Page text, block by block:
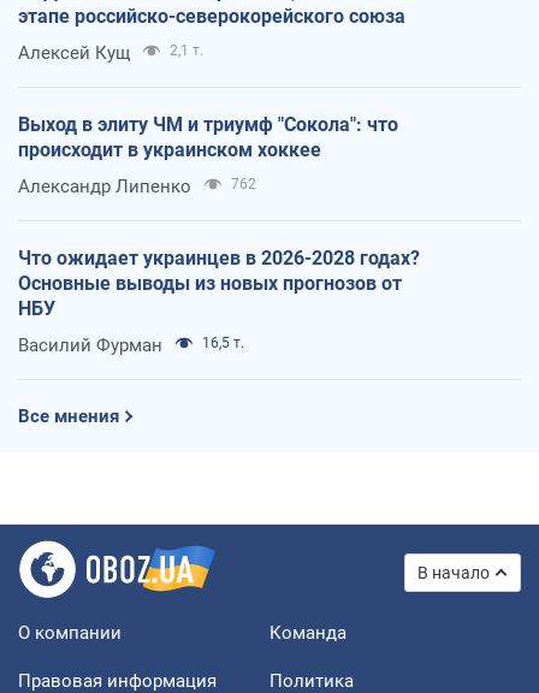
этапе российско-северокорейского союза
Алексей Кущ 2,1 т.
Выход в элиту ЧМ и триумф "Сокола": что
происходит в украинском хоккее
Александр Липенко 762
Что ожидает украинцев в 2026-2028 годах?
Основные выводы из новых прогнозов от
НБУ
Василий Фурман 16,5 т.
Все мнения
В начало
О компании Команда
Правовая информация
Политика